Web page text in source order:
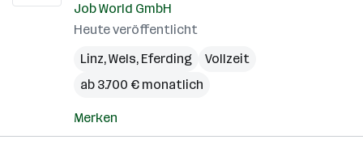
Job World GmbH
Heute veröffentlicht
Linz,Wels, Eferding
Vollzeit
ab 3.700 € monatlich
Merken